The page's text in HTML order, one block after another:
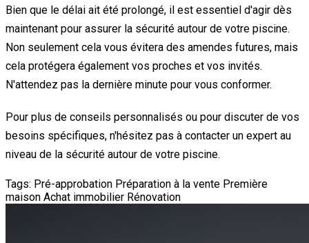
Bien que le délai ait été prolongé, il est essentiel d'agir dès
maintenant pour assurer la sécurité autour de votre piscine.
Non seulement cela vous évitera des amendes futures, mais
cela protégera également vos proches et vos invités.
N'attendez pas la dernière minute pour vous conformer.
Pour plus de conseils personnalisés ou pour discuter de vos
besoins spécifiques, n'hésitez pas à contacter un expert au
niveau de la sécurité autour de votre piscine.
Tags: Pré-approbation Préparation à la vente Première
maison Achat immobilier Rénovation